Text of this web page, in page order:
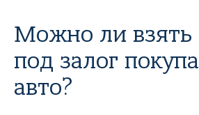
Можно ли взять
под залог
авто?